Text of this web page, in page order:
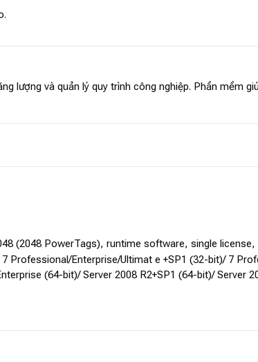
lượng và quản lý quy trình công nghiệp. Phần mềm
(2048 PowerTags), runtime software, single
Professional/Enterprise/Ultimat e +SP1 (32-bit)/ 7
(64-bit)/ Server 2008 R2+SP1 (64-bit)/ Server